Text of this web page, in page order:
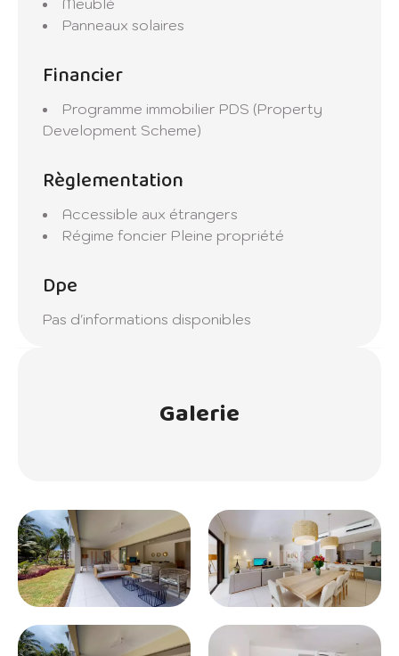
Panneaux solaires
Financier
Programme immobilier PDS (Property
Development Scheme)
Règlementation
Accessible aux étrangers
Régime foncier Pleine propriété
Dpe
Pas d'informations disponibles
Galerie